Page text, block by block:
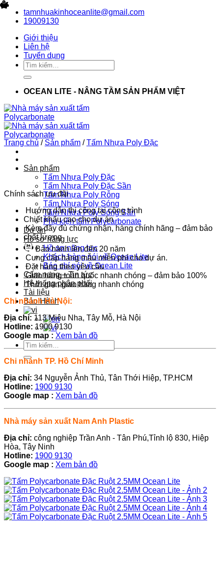
Bỏ
qua
dung
tamnhuakinhoceanlite@gmail.com
19009130
Giới thiệu
Liên hệ
Tuyển dụng
Tìm
kiếm:
OCEAN LITE - NÂNG TẦM SẢN PHẨM VIỆT
Sản phẩm
Tấm Nhựa Poly Đặc
Tấm Nhựa Poly Đặc Sần
Tấm Nhựa Poly Rỗng
Tấm Nhựa Poly Sóng
Tấm Nhựa Poly Sóng Sần
Phụ kiện tấm Polycarbonate
Dự án
Hồ sơ năng lực
Hồ sơ năng lực
Khách hàng nói về Ocean Lite
Báo chí nói về Ocean Lite
Cẩm nang – Tin tức
Hệ thống phân phối
Tài liệu
Bảo Hành
Tìm
kiếm:
Trang chủ / Sản phẩm / Tấm Nhựa Poly Đặc
Chính sách ưu đãi
Hướng dẫn thi công tại công trình
Chiết khấu cao cho dự án
Kèm đầy đủ chứng nhận, hàng chính hãng – đảm bảo
chất lượng
Bảo hành lên đến 20 năm
Cung cấp hàng mẫu miễn phí cho dự án.
Đặt hàng theo yêu cầu
Giao hàng toàn quốc nhanh chóng – đảm bảo 100%
Thời gian giao hàng nhanh chóng
Chi nhánh Hà Nội:
Địa chỉ: 113 Miêu Nha, Tây Mỗ, Hà Nội
Hotline: 1900 9130
Google map : Xem bản đồ
Chi nhánh TP. Hồ Chí Minh
Địa chỉ: 34 Nguyễn Ảnh Thủ, Tân Thới Hiệp, TP.HCM
Hotline: 1900 9130
Google map : Xem bản đồ
Nhà máy sản xuất Nam Anh Plastic
Địa chỉ: công nghiệp Trần Anh - Tân Phú,Tỉnh lộ 830, Hiệp
Hòa, Tây Ninh
Hotline: 1900 9130
Google map : Xem bản đồ